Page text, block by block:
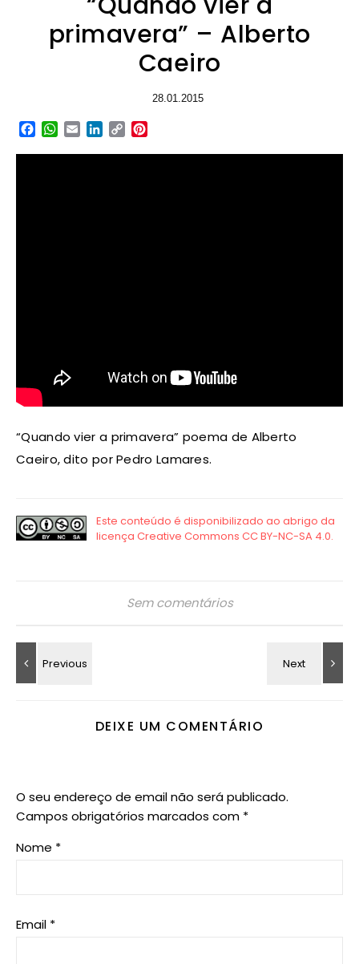
primavera” – Alberto
Caeiro
28.01.2015
Facebook
WhatsApp
EmailLinkedIn
Copy
“Quando vier a primavera” poema de Alberto
Caeiro, dito por Pedro Lamares.
Sem comentários
DEIXE UM COMENTÁRIO
O seu endereço de email não será publicado.
Campos obrigatórios marcados com *
Nome *
Email *